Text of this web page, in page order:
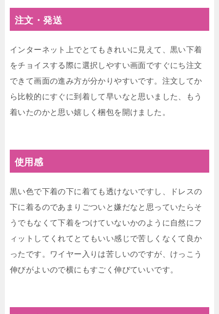
注文・発送
インターネット上でとてもきれいに見えて、黒い下着
をチョイスする際に選択しやすい画面ですぐにち注文
できて画面の進み方が分かりやすいです。注文してか
ら比較的にすぐに到着して早いなと思いました、もう
着いたのかと思い嬉しく梱包を開けました。
使用感
黒い色で下着の下に着ても透けないですし、ドレスの
下に着るのであまりごついと嫌だなと思っていたらそ
うでもなくて下着をつけていないかのように自然にフ
ィットしてくれてとてもいい感じで苦しくなくて良か
ったです。ワイヤー入りは苦しいのですが、けっこう
伸びがよいので横にもすごく伸びていいです。